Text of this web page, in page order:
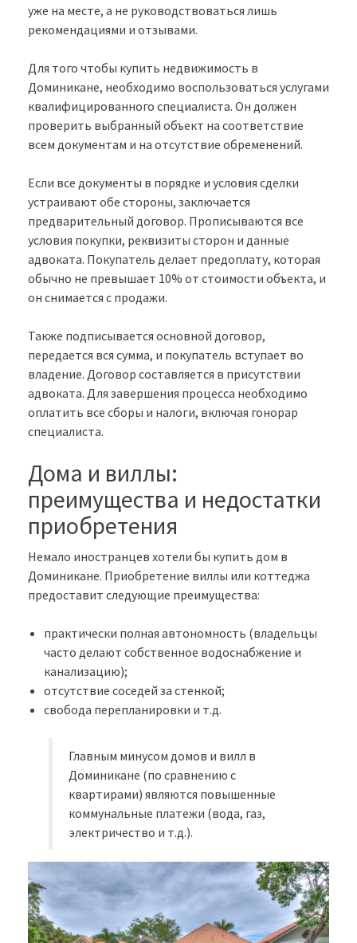
уже на месте, а не руководствоваться лишь
рекомендациями и отзывами.
Для того чтобы купить недвижимость в
Доминикане, необходимо воспользоваться услугами
квалифицированного специалиста. Он должен
проверить выбранный объект на соответствие
всем документам и на отсутствие обременений.
Если все документы в порядке и условия сделки
устраивают обе стороны, заключается
предварительный договор. Прописываются все
условия покупки, реквизиты сторон и данные
адвоката. Покупатель делает предоплату, которая
обычно не превышает 10% от стоимости объекта, и
он снимается с продажи.
Также подписывается основной договор,
передается вся сумма, и покупатель вступает во
владение. Договор составляется в присутствии
адвоката. Для завершения процесса необходимо
оплатить все сборы и налоги, включая гонорар
специалиста.
Дома и виллы:
преимущества и недостатки
приобретения
Немало иностранцев хотели бы купить дом в
Доминикане. Приобретение виллы или коттеджа
предоставит следующие преимущества:
практически полная автономность (владельцы
часто делают собственное водоснабжение и
канализацию);
отсутствие соседей за стенкой;
свобода перепланировки и т.д.
Главным минусом домов и вилл в
Доминикане (по сравнению с
квартирами) являются повышенные
коммунальные платежи (вода, газ,
электричество и т.д.).